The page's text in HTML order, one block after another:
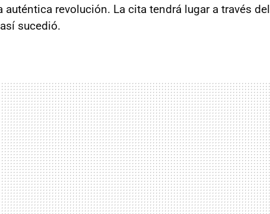
auténtica revolución. La cita tendrá lugar a través del
sucedió.